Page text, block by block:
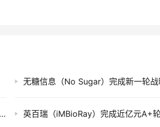
无糖信息（No Sugar）完成新一轮战
蓝海机器人（Blue Ocean Robot）完成数千万A轮和A+轮融资 英百瑞（iMBioRay）完成近亿元A+